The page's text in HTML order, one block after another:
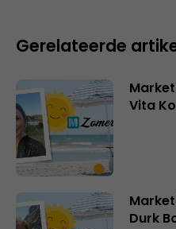
Gerelateerde
Vita
Durk